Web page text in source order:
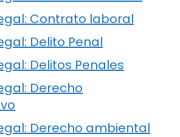
Contrato laboral
Delito Penal
Delitos Penales
Derecho
Derecho ambiental